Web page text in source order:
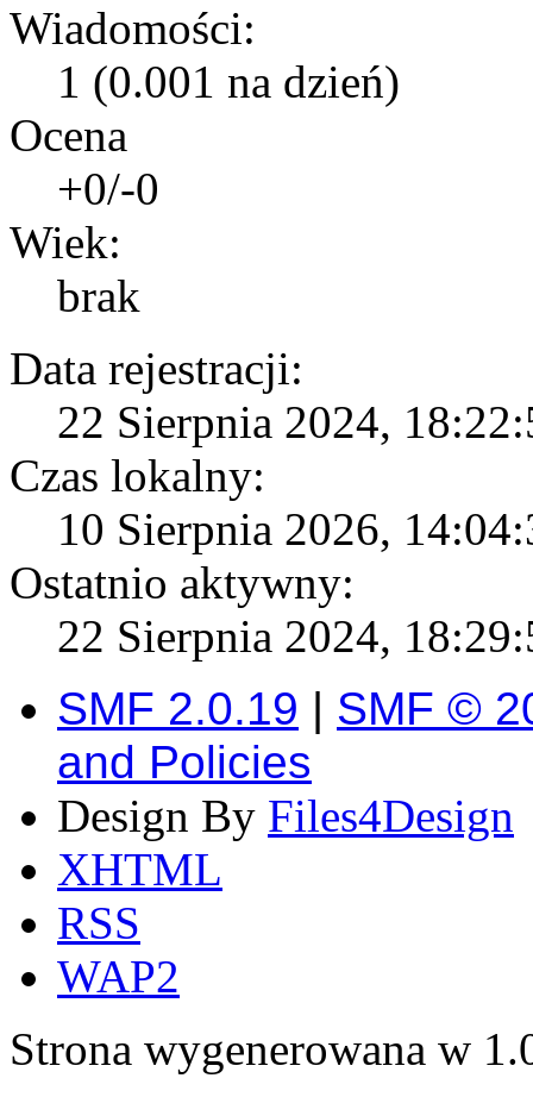
Wiadomości:
1 (0.001 na dzień)
Ocena
+0/-0
Wiek:
brak
Data rejestracji:
22 Sierpnia 2024,
Czas lokalny:
10 Sierpnia 2026,
Ostatnio aktywny:
22 Sierpnia 2024,
SMF 2.0.19 | SMF ©
and Policies
Design By Files4Design
XHTML
RSS
WAP2
Strona wygenerowana w